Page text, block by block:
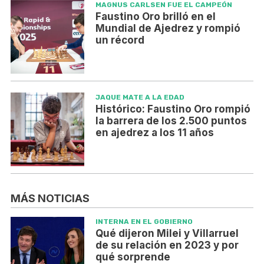
MAGNUS CARLSEN FUE EL CAMPEÓN
Faustino Oro brilló en el
Mundial de Ajedrez y rompió
un récord
JAQUE MATE A LA EDAD
Histórico: Faustino Oro rompió
la barrera de los 2.500 puntos
en ajedrez a los 11 años
MÁS NOTICIAS
INTERNA EN EL GOBIERNO
Qué dijeron Milei y Villarruel
de su relación en 2023 y por
qué sorprende